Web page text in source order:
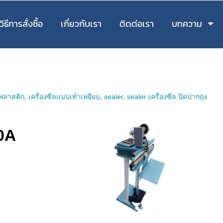
วิธีการสั่งซื้อ เกี่ยวกับเรา ติดต่อเรา บทความ
ลาสติก เครื่องซีลแบบเท้าเหยียบ ,sealer,sealer เครื่องซีล ปิดปากถุง